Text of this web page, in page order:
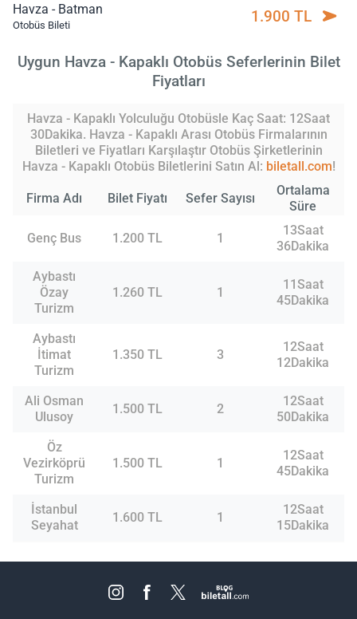
Havza - Batman
Otobüs Bileti 1.900 TL
Uygun Havza - Kapaklı Otobüs Seferlerinin Bilet
Fiyatları
Havza - Kapaklı Yolculuğu Otobüsle Kaç Saat: 12Saat
30Dakika. Havza - Kapaklı Arası Otobüs Firmalarının
Biletleri ve Fiyatları Karşılaştır Otobüs Şirketlerinin
Havza - Kapaklı Otobüs Biletlerini Satın Al: biletall.com!
Firma Adı Bilet Fiyatı Sefer Sayısı
Ortalama
Süre
Genç Bus 1.200 TL 1
13Saat
36Dakika
Aybastı
Özay
Turizm
1.260 TL 1
11Saat
45Dakika
Aybastı
İtimat
Turizm
1.350 TL 3
12Saat
12Dakika
Ali Osman
Ulusoy
1.500 TL 2
12Saat
50Dakika
Öz
Vezirköprü
Turizm
1.500 TL 1
12Saat
45Dakika
İstanbul
Seyahat
1.600 TL 1
12Saat
15Dakika